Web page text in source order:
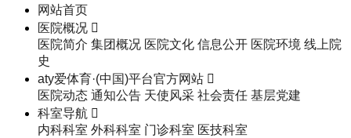
网站首页
医院概况 
医院简介 集团概况 医院文化 信息公开 医院环境 线上院
史
aty爱体育·(中国)平台官方网站 
医院动态 通知公告 天使风采 社会责任 基层党建
科室导航 
内科科室 外科科室 门诊科室 医技科室